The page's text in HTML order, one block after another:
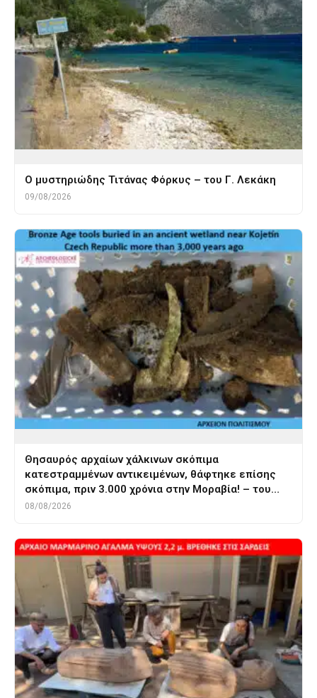
O μυστηριώδης Τιτάνας Φόρκυς – του Γ. Λεκάκη
09/08/2026
Θησαυρός αρχαίων χάλκινων σκόπιμα
κατεστραμμένων αντικειμένων, θάφτηκε επίσης
σκόπιμα, πριν 3.000 χρόνια στην Μοραβία! – του…
08/08/2026